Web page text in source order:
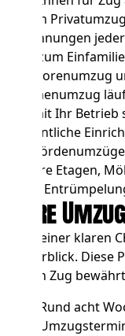
Beim Privatumzug
Wohnungen
bis zum
Seniorenumzug
Firmenumzug
damit Ihr
öffentliche
Behördenumzüge
obere Etagen,
Ihre
Mit einer klaren
Überblick.
nach Zug
Rund acht